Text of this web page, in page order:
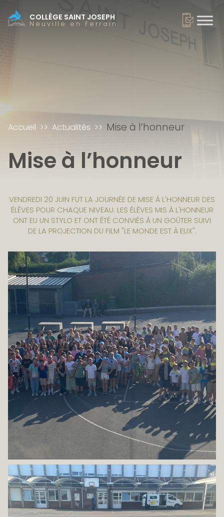
COLLÈGE SAINT JOSEPH
Neuville en Ferrain
Accueil Actualités Mise à l’honneur
Mise à l’honneur
VENDREDI 20 JUIN FUT LA JOURNÉE DE MISE À L'HONNEUR DES
ÉLÈVES POUR CHAQUE NIVEAU. LES ÉLÈVES MIS À L'HONNEUR
ONT EU UN STYLO ET ONT ÉTÉ CONVIÉS À UN GOÛTER SUIVI
DE LA PROJECTION DU FILM "LE MONDE EST À EUX".